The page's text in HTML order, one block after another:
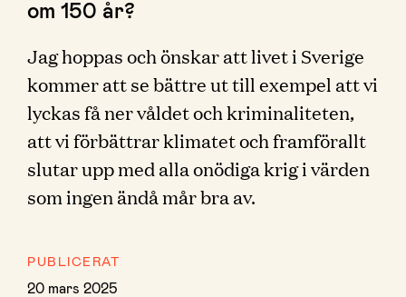
om 150 år?
Jag hoppas och önskar att livet i Sverige
kommer att se bättre ut till exempel att vi
lyckas få ner våldet och kriminaliteten,
att vi förbättrar klimatet och framförallt
slutar upp med alla onödiga krig i värden
som ingen ändå mår bra av.
PUBLICERAT
20 mars 2025